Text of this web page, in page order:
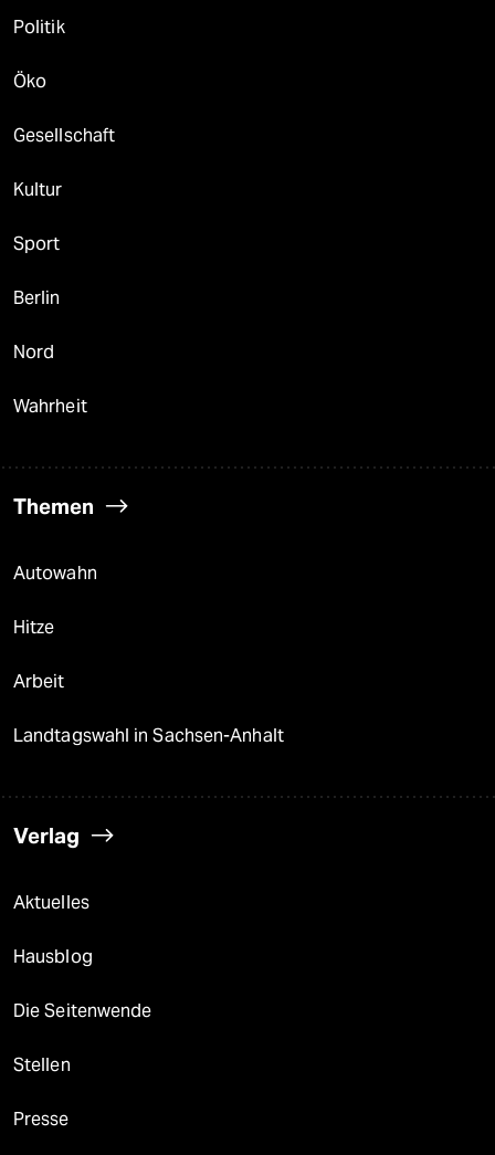
Politik
Öko
Gesellschaft
Kultur
Sport
Berlin
Nord
Wahrheit
Themen
Autowahn
Hitze
Arbeit
Landtagswahl in Sachsen-Anhalt
Verlag
Aktuelles
Hausblog
Die Seitenwende
Stellen
Presse